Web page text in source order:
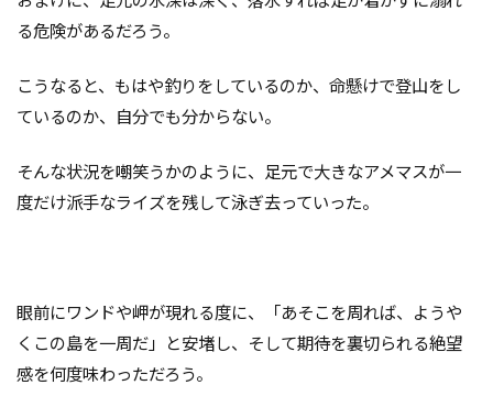
る危険があるだろう。
こうなると、もはや釣りをしているのか、命懸けで登山をし
ているのか、自分でも分からない。
そんな状況を嘲笑うかのように、足元で大きなアメマスが一
度だけ派手なライズを残して泳ぎ去っていった。
眼前にワンドや岬が現れる度に、「あそこを周れば、ようや
くこの島を一周だ」と安堵し、そして期待を裏切られる絶望
感を何度味わっただろう。